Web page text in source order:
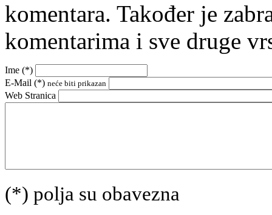
komentara. Također je
komentarima i sve druge
Ime (*)
E-Mail (*) neće biti prikazan
Web Stranica
(*) polja su obavezna